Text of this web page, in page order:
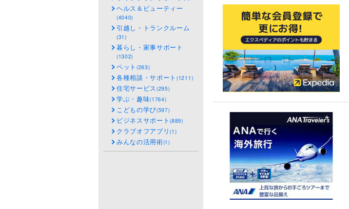
ヘルス＆ビューティー
(4040)
引越し・トランクルーム
(31)
暮らし・家事サポート
(1302)
ペット(263)
各種相談・サポート(1211)
住宅サービス(295)
学ぶ・趣味(1764)
こどもの学び(597)
ビジネスサポート(889)
クラブオフアプリ(1)
みんなの活用術(1)